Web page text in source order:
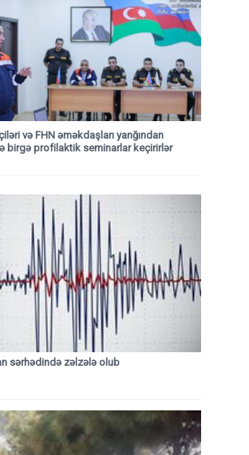
və FHN əməkdaşları yanğından
birgə profilaktik seminarlar keçirirlər
sərhədində zəlzələ olub